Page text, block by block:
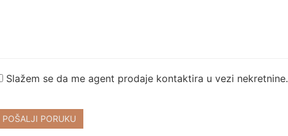
Slažem se da me agent prodaje kontaktira u vezi nekretnine.
POŠALJI PORUKU